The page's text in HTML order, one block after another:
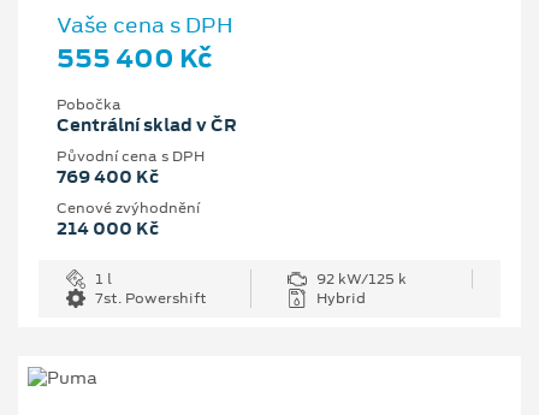
Vaše cena s DPH
555 400 Kč
Pobočka
Centrální sklad v ČR
Původní cena s DPH
769 400 Kč
Cenové zvýhodnění
214 000 Kč
1 l
92 kW/125 k
7st. Powershift
Hybrid